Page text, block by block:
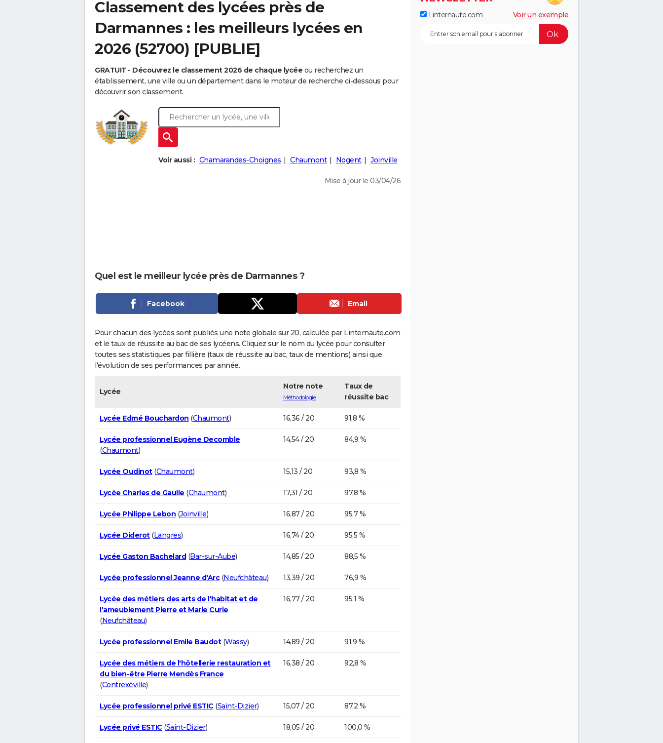
Classement des lycées près de
Darmannes : les meilleurs lycées en
2026 (52700) [PUBLIE]
GRATUIT - Découvrez le classement 2026 de chaque lycée ou recherchez un
établissement, une ville ou un département dans le moteur de recherche ci-dessous pour
découvrir son classement.
Voir aussi : Chamarandes-Choignes Chaumont Nogent Joinville
Mise à jour le 03/04/26
Quel est le meilleur lycée près de Darmannes ?
Facebook Email
Pour chacun des lycées sont publiés une note globale sur 20, calculée par Linternaute.com
et le taux de réussite au bac de ses lycéens. Cliquez sur le nom du lycée pour consulter
toutes ses statistiques par fillière (taux de réussite au bac, taux de mentions) ainsi que
l'évolution de ses performances par année.
Lycée
Notre note
Méthodologie
Taux de
réussite bac
Lycée Edmé Bouchardon (Chaumont) 16,36 / 20 91,8 %
Lycée professionnel Eugène Decomble
(Chaumont)
14,54 / 20 84,9 %
Lycée Oudinot(Chaumont) 15,13 / 20 93,8 %
Lycée Charles de Gaulle (Chaumont) 17,31 / 20 97,8 %
Lycée Philippe Lebon (Joinville) 16,87 / 20 95,7 %
Lycée Diderot(Langres) 16,74 / 20 95,5 %
Lycée Gaston Bachelard(Bar-sur-Aube) 14,85 / 20 88,5 %
Lycée professionnel Jeanne d'Arc(Neufchâteau) 13,39 / 20 76,9 %
Lycée des métiers des arts de l'habitat et de
l'ameublement Pierre et Marie Curie
(Neufchâteau)
16,77 / 20 95,1 %
Lycée professionnel Emile Baudot(Wassy) 14,89 / 20 91,9 %
Lycée des métiers de l'hôtellerie restauration et
du bien-être Pierre Mendès France
(Contrexéville)
16,38 / 20 92,8 %
Lycée professionnel privé ESTIC (Saint-Dizier) 15,07 / 20 87,2 %
Lycée privé ESTIC (Saint-Dizier) 18,05 / 20 100,0 %
Linternaute.com Voir un exemple